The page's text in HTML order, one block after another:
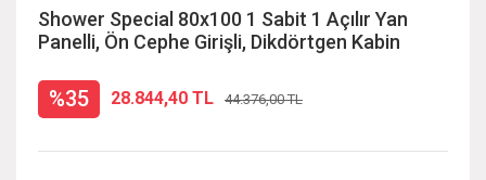
Shower Special 80x100 1 Sabit 1 Açılır Yan
Panelli, Ön Cephe Girişli, Dikdörtgen Kabin
%35 28.844,40 TL 44.376,00 TL